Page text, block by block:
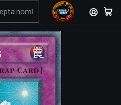
y transferencias por Whatsapp